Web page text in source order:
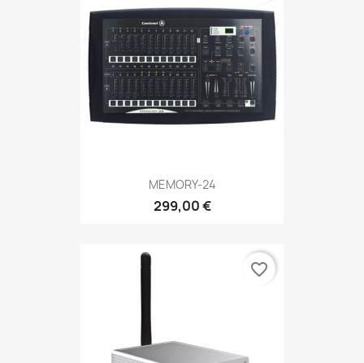
MEMORY-24
299,00 €
favorite_border